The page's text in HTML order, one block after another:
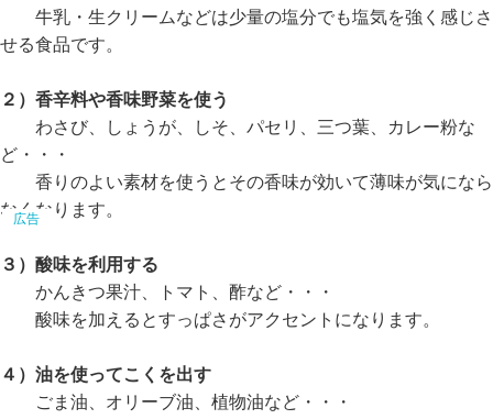
牛乳・生クリームなどは少量の塩分でも塩気を強く感じさ
せる食品です。
２）香辛料や香味野菜を使う
わさび、しょうが、しそ、パセリ、三つ葉、カレー粉な
ど・・・
香りのよい素材を使うとその香味が効いて薄味が気になら
なくなります。
３）酸味を利用する
かんきつ果汁、トマト、酢など・・・
酸味を加えるとすっぱさがアクセントになります。
４）油を使ってこくを出す
ごま油、オリーブ油、植物油など・・・